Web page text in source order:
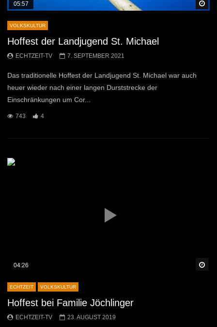
05:57
VOLKSKULTUR
Hoffest der Landjugend St. Michael
ECHTZEIT-TV 7. SEPTEMBER 2021
Das traditionelle Hoffest der Landjugend St. Michael war auch
heuer wieder nach einer langen Durststrecke der
Einschränkungen um Cor...
743 4
04:26
ECHTZEIT VOLKSKULTUR
Hoffest bei Familie Jöchlinger
ECHTZEIT-TV 23. AUGUST 2019